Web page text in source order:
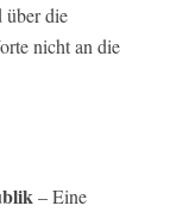
über die
nicht an die
– Eine